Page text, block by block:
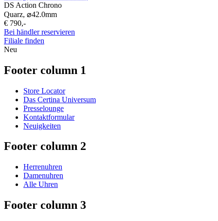
DS Action Chrono
Quarz, ⌀42.0mm
€ 790,-
Bei händler reservieren
Filiale finden
Neu
Footer column 1
Store Locator
Das Certina Universum
Presselounge
Kontaktformular
Neuigkeiten
Footer column 2
Herrenuhren
Damenuhren
Alle Uhren
Footer column 3